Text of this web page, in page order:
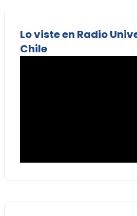
Lo viste en Radio
Chile